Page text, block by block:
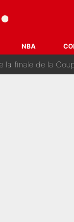
NBA
historique de
à Paul Seixas une
du monde